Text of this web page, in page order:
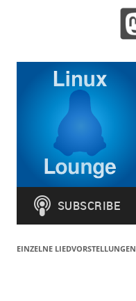
EINZELNE LIEDVORSTELLUNGEN